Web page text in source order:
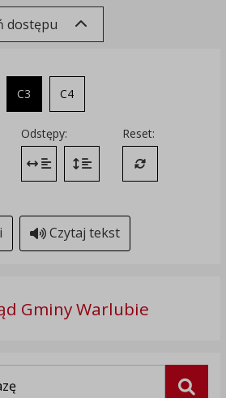
dostępu
C3 C4
Odstępy:
Zmień odstęp między literami
Zmień interlinię i margines
Reset:
Przywróć
Czytaj tekst
Gminy Warlubie